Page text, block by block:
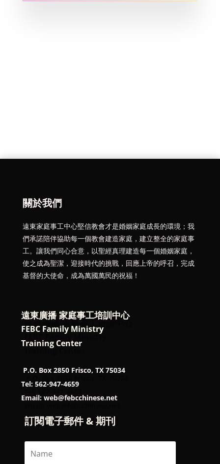
關於我們
遠東家庭事工中心堅信教會才是婚姻家庭成長的環境；我
們承諾陪伴協助每一個教會建造家庭，建立整全的家庭事
工。讓我們同心合意，以聖經真理建造每一個婚姻家庭，
使之成為聖潔，迎接時代的挑戰，回應上帝的呼召，完成
基督的大使命，成為萬國萬民的祝福！
遠東廣播 家庭事工培訓中心
FEBC Family Ministry
Training Center
P.O. Box 2850 Frisco, TX 75034
Tel: 562-947-4659
Email: web@febcchinese.net
訂閱電子郵件 & 期刊